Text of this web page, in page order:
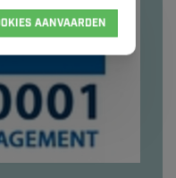
AANVAARDEN